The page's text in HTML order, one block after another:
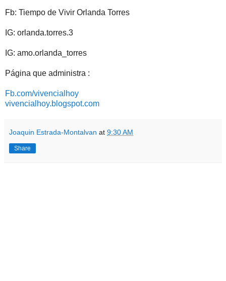
Fb: Tiempo de Vivir Orlanda Torres
IG: orlanda.torres.3
IG: amo.orlanda_torres
Página que administra :
Fb.com/vivencialhoy
vivencialhoy.blogspot.com
Joaquin Estrada-Montalvan at 9:30 AM
Share